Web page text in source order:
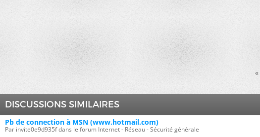
«
DISCUSSIONS SIMILAIRES
Pb de connection à MSN (www.hotmail.com)
Par invite0e9d935f dans le forum Internet - Réseau - Sécurité générale